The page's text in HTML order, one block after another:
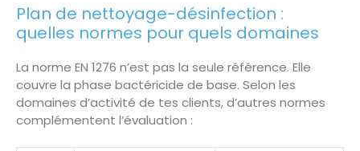
Plan de nettoyage-désinfection :
quelles normes pour quels domaines
La norme EN 1276 n’est pas la seule référence. Elle
couvre la phase bactéricide de base. Selon les
domaines d’activité de tes clients, d’autres normes
complémentent l’évaluation :